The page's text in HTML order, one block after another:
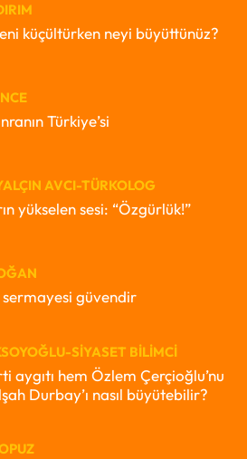
küçültürken neyi büyüttünüz?
Türkiye’si
AVCI-TÜRKOLOG
yükselen sesi: “Özgürlük!”
sermayesi güvendir
SIYASET BILIMCI
aygıtı hem Özlem Çerçioğlu’nu
Durbay’ı nasıl büyütebilir?